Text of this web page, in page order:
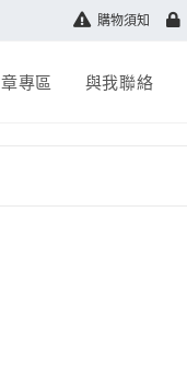
購物須知
專區 與我聯絡